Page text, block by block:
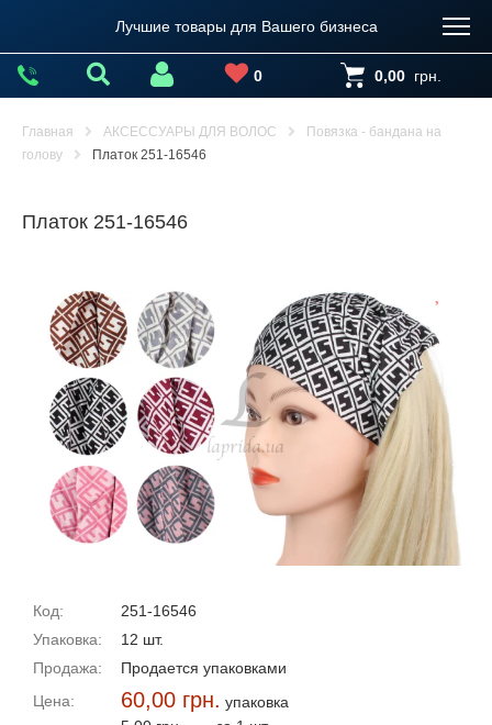
Лучшие товары для Вашего бизнеса
0 0,00 грн.
Главная АКСЕССУАРЫ ДЛЯ ВОЛОС
Повязка - бандана на
голову
Платок 251-16546
Платок 251-16546
Код:
251-16546
Упаковка:
12 шт.
Продажа:
Продается упаковками
Цена:
60,00 грн. упаковка